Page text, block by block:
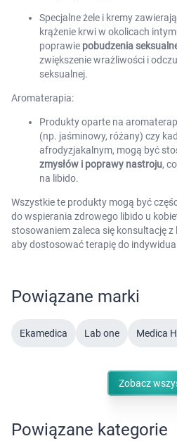
Specjalne żele i kremy
krążenie krwi w okolicach
poprawie pobudzenia
zwiększenie wrażliwości i
seksualnej.
Aromaterapia:
Produkty oparte na
(np. jaśminowy, różany) czy
afrodyzjakalnym, mogą być
zmysłów i poprawy nastroju,
na libido.
Wszystkie te produkty mogą być
do wspierania zdrowego libido u
stosowaniem zaleca się konsultację
aby dostosować terapię do
Powiązane marki
Ekamedica Lab one Medica
Zobacz
Powiązane kategorie